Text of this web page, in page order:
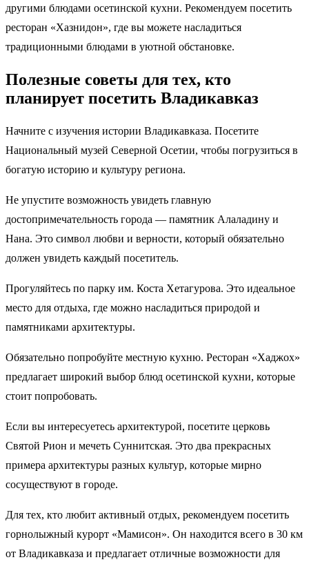
другими блюдами осетинской кухни. Рекомендуем посетить
ресторан «Хазнидон», где вы можете насладиться
традиционными блюдами в уютной обстановке.
Полезные советы для тех, кто
планирует посетить Владикавказ
Начните с изучения истории Владикавказа. Посетите
Национальный музей Северной Осетии, чтобы погрузиться в
богатую историю и культуру региона.
Не упустите возможность увидеть главную
достопримечательность города — памятник Алаладину и
Нана. Это символ любви и верности, который обязательно
должен увидеть каждый посетитель.
Прогуляйтесь по парку им. Коста Хетагурова. Это идеальное
место для отдыха, где можно насладиться природой и
памятниками архитектуры.
Обязательно попробуйте местную кухню. Ресторан «Хаджох»
предлагает широкий выбор блюд осетинской кухни, которые
стоит попробовать.
Если вы интересуетесь архитектурой, посетите церковь
Святой Рион и мечеть Суннитская. Это два прекрасных
примера архитектуры разных культур, которые мирно
сосуществуют в городе.
Для тех, кто любит активный отдых, рекомендуем посетить
горнолыжный курорт «Мамисон». Он находится всего в 30 км
от Владикавказа и предлагает отличные возможности для